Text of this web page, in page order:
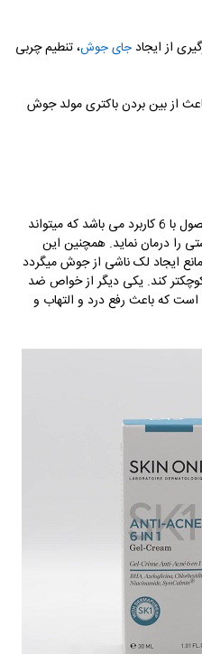
از ایجادجای جوش، تنطیم چربی
از بین بردن باکتری مولد جوش
ضد جوش اسکین وان یک محصول با 6 کاربرد می باشد که میتواند
را درمان نماید. همچنین این
ایجاد لک ناشی از جوش میگردد
کند. یکی دیگر از خواص ضد
که باعث رفع درد و التهاب و